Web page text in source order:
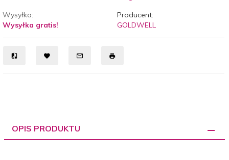
Wysyłka:
Wysyłka gratis!
Producent:
GOLDWELL
OPIS PRODUKTU